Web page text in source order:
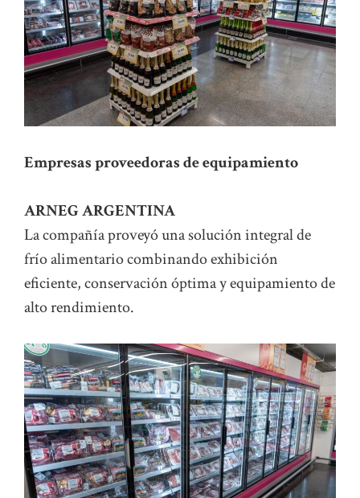
Empresas proveedoras de equipamiento
ARNEG ARGENTINA
La compañía proveyó una solución integral de
frío alimentario combinando exhibición
eficiente, conservación óptima y equipamiento de
alto rendimiento.